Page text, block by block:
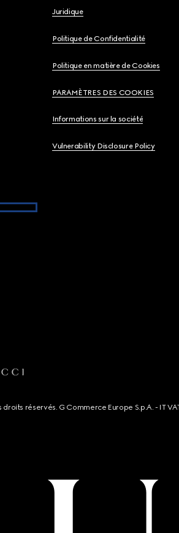
Juridique
Politique de Confidentialité
Politique en matière de Cookies
PARAMÈTRES DES COOKIES
Informations sur la société
Vulnerability Disclosure Policy
droits réservés. G Commerce Europe S.p.A. - IT